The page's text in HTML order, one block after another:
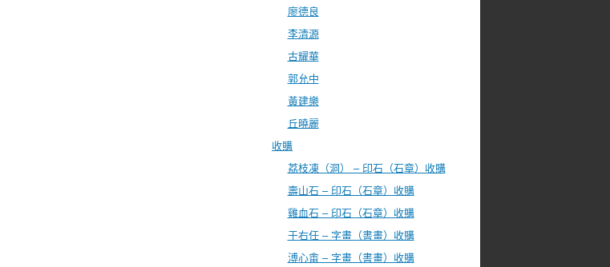
廖德良
李清源
古耀華
郭允中
黃建樂
丘曉麗
收購
荔枝凍（洞） – 印石（石章）收購
壽山石 – 印石（石章）收購
雞血石 – 印石（石章）收購
于右任 – 字畫（書畫）收購
溥心畬 – 字畫（書畫）收購